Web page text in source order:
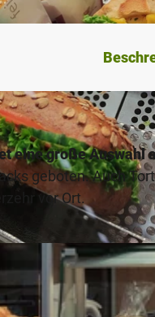
eine große Auswahl
geboten. Auch
vor Ort.